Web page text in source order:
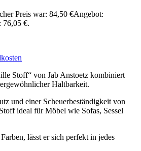
Preis war: 84,50 €Angebot:
76,05 €.
Stoff“ von Jab Anstoetz kombiniert
Haltbarkeit.
und einer Scheuerbeständigkeit von
ideal für Möbel wie Sofas, Sessel
lässt er sich perfekt in jedes